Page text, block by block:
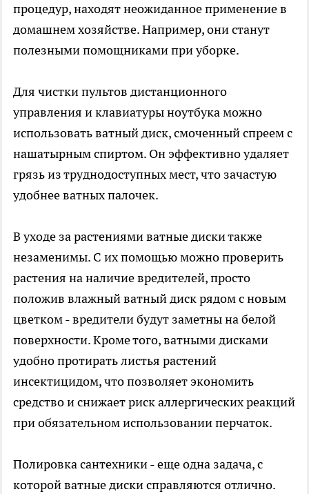
процедур, находят неожиданное применение в
домашнем хозяйстве. Например, они станут
полезными помощниками при уборке.
Для чистки пультов дистанционного
управления и клавиатуры ноутбука можно
использовать ватный диск, смоченный спреем с
нашатырным спиртом. Он эффективно удаляет
грязь из труднодоступных мест, что зачастую
удобнее ватных палочек.
В уходе за растениями ватные диски также
незаменимы. С их помощью можно проверить
растения на наличие вредителей, просто
положив влажный ватный диск рядом с новым
цветком - вредители будут заметны на белой
поверхности. Кроме того, ватными дисками
удобно протирать листья растений
инсектицидом, что позволяет экономить
средство и снижает риск аллергических реакций
при обязательном использовании перчаток.
Полировка сантехники - еще одна задача, с
которой ватные диски справляются отлично.